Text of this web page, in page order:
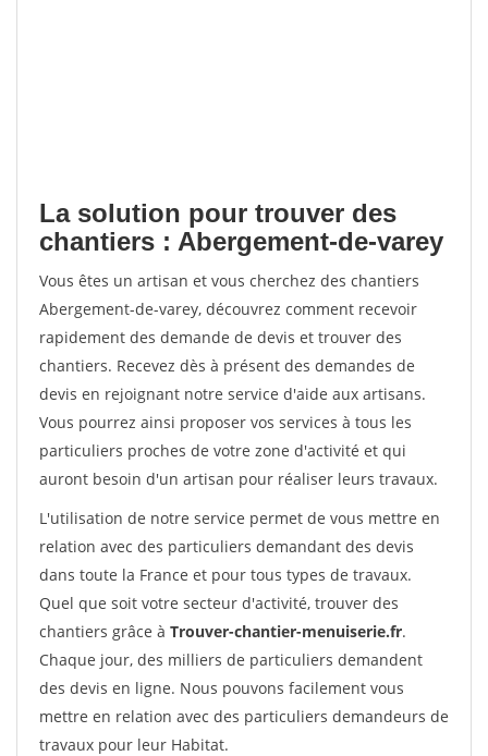
La solution pour trouver des
chantiers : Abergement-de-varey
Vous êtes un artisan et vous cherchez des chantiers
Abergement-de-varey, découvrez comment recevoir
rapidement des demande de devis et trouver des
chantiers. Recevez dès à présent des demandes de
devis en rejoignant notre service d'aide aux artisans.
Vous pourrez ainsi proposer vos services à tous les
particuliers proches de votre zone d'activité et qui
auront besoin d'un artisan pour réaliser leurs travaux.
L'utilisation de notre service permet de vous mettre en
relation avec des particuliers demandant des devis
dans toute la France et pour tous types de travaux.
Quel que soit votre secteur d'activité, trouver des
chantiers grâce à Trouver-chantier-menuiserie.fr.
Chaque jour, des milliers de particuliers demandent
des devis en ligne. Nous pouvons facilement vous
mettre en relation avec des particuliers demandeurs de
travaux pour leur Habitat.